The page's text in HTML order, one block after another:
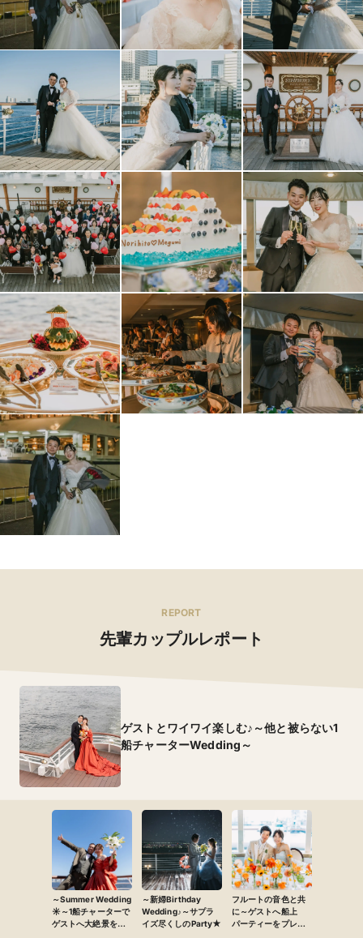
REPORT
先輩カップルレポート
ゲストとワイワイ楽しむ♪～他と被らない1
船チャーターWedding～
～Summer Wedding
☀～1船チャーターで
ゲストへ大絶景をプ
～新婦Birthday
Wedding♪～サプラ
イズ尽くしのParty★
フルートの音色と共
に～ゲストへ船上
パーティーをプレゼ